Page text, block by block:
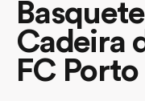
Cadeira
FC Porto